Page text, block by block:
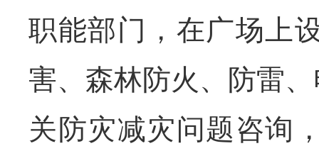
职能部门，在广场上
害、森林防火、防雷
关防灾减灾问题咨询